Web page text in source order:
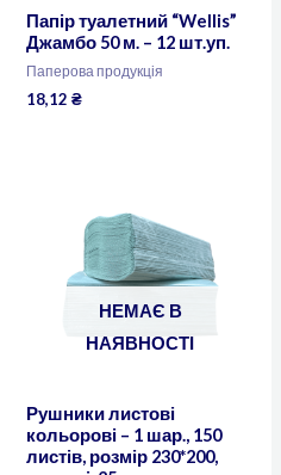
Папір туалетний “Wellis”
Джамбо 50 м. – 12 шт.уп.
Паперова продукція
18,12 ₴
НЕМАЄ В
НАЯВНОСТІ
Рушники листові
кольорові – 1 шар., 150
листів, розмір 230*200,